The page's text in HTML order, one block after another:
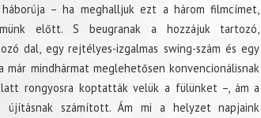
háborúja – ha meghalljuk ezt a három filmcímet,
előtt. S beugranak a hozzájuk tartozó,
dal, egy rejtélyes-izgalmas swing-szám és egy
már mindhármat meglehetősen konvencionálisnak
rongyosra koptatták velük a fülünket –, ám a
újításnak számított. Ám mi a helyzet napjaink